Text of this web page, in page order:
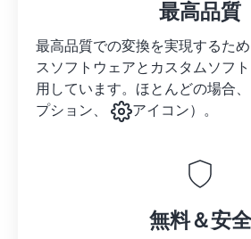
最高品質
最高品質での変換を実現するた
スソフトウェアとカスタムソフ
用しています。ほとんどの場合
プション、
アイコン）。
無料＆安全